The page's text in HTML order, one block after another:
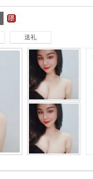
送礼